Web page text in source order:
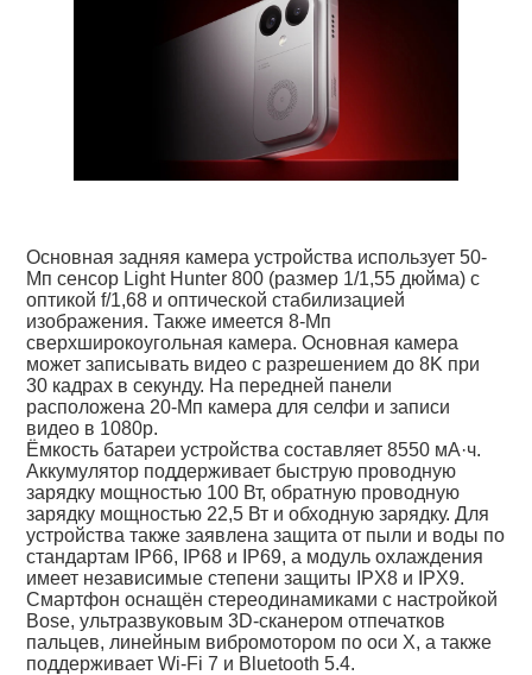
Основная задняя камера устройства использует 50-
Мп сенсор Light Hunter 800 (размер 1/1,55 дюйма) с
оптикой f/1,68 и оптической стабилизацией
изображения. Также имеется 8-Мп
сверхширокоугольная камера. Основная камера
может записывать видео с разрешением до 8K при
30 кадрах в секунду. На передней панели
расположена 20-Мп камера для селфи и записи
видео в 1080p.
Ёмкость батареи устройства составляет 8550 мА·ч.
Аккумулятор поддерживает быструю проводную
зарядку мощностью 100 Вт, обратную проводную
зарядку мощностью 22,5 Вт и обходную зарядку. Для
устройства также заявлена защита от пыли и воды по
стандартам IP66, IP68 и IP69, а модуль охлаждения
имеет независимые степени защиты IPX8 и IPX9.
Смартфон оснащён стереодинамиками с настройкой
Bose, ультразвуковым 3D-сканером отпечатков
пальцев, линейным вибромотором по оси X, а также
поддерживает Wi-Fi 7 и Bluetooth 5.4.